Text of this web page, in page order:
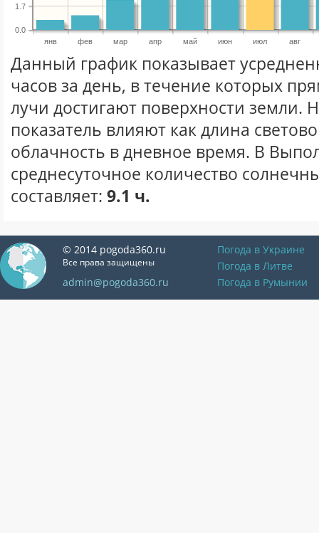
янв фев мар апр май июн июл авг
0.0
1.7
Данный график показывает
часов за день, в течение которых
лучи достигают поверхности земли.
показатель влияют как длина
облачность в дневное время. В
среднесуточное количество
составляет: 9.1 ч.
© 2014 pogoda360.ru
Все права защищены
admin@pogoda360.ru
Погода в Украине
Погода в Литве
Погода в Румынии